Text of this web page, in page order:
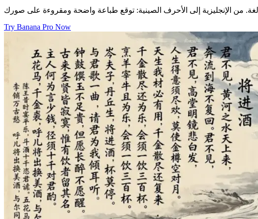
Try Banana Pro Now